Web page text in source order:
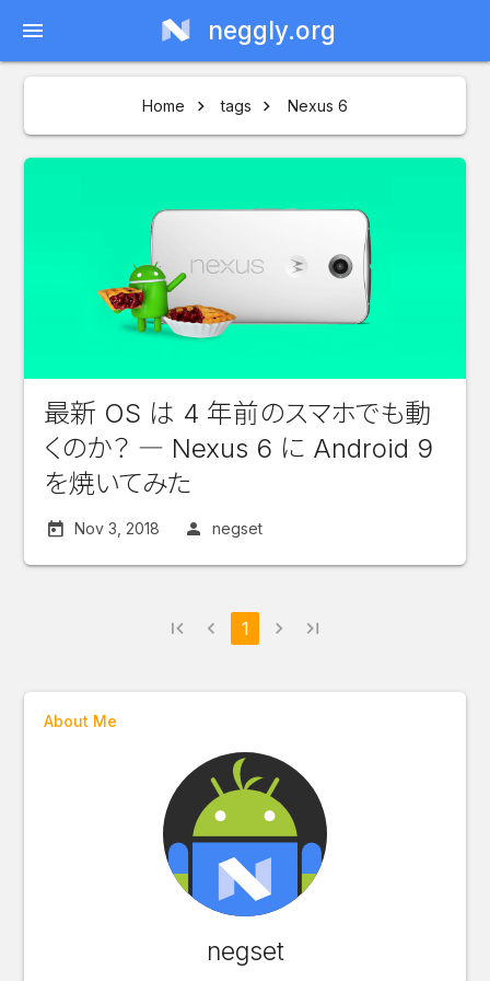
menu neggly.org
Home tags Nexus 6
最新 OS は 4 年前のスマホでも動
くのか？ ― Nexus 6 に Android 9
を焼いてみた
Nov 3, 2018 negset
first_page navigate_before 1 navigate_next last_page
About Me
negset